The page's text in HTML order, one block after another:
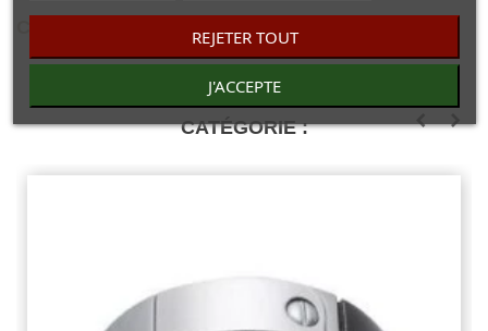
25 AUTRES PRODUITS DANS LA MÊME
CATÉGORIE :
REJETER TOUT
J'ACCEPTE